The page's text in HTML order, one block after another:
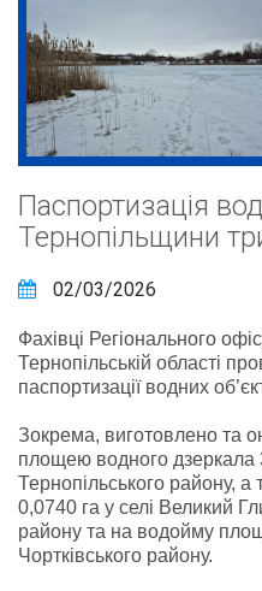
Паспортизація
Тернопільщини
02/03/2026
Фахівці Регіонального
Тернопільській області
паспортизації водних
Зокрема, виготовлено та
площею водного дзеркала
Тернопільського району,
0,0740 га у селі Великий
району та на водойму
Чортківського району.